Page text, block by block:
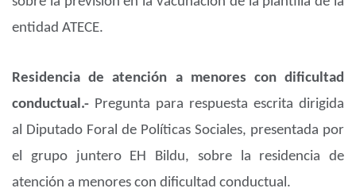
entidad ATECE.
Residencia de atención a menores con dificultad
conductual.- Pregunta para respuesta escrita dirigida
al Diputado Foral de Políticas Sociales, presentada por
el grupo juntero EH Bildu, sobre la residencia de
atención a menores con dificultad conductual.